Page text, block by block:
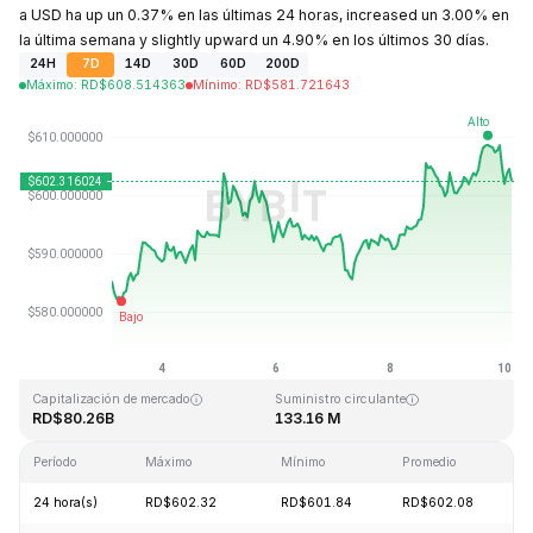
a USD ha up un 0.37% en las últimas 24 horas, increased un 3.00% en
la última semana y slightly upward un 4.90% en los últimos 30 días.
24H 7D 14D 30D 60D
200D
Máximo: RD$608.514363 Mínimo: RD$581.721643
Última actualización: 2026-08-10, 03:03 GMT+0
RD$0.039818
Capitalización de mercado
RD$80.26B
Suministro circulante
133.16 M
Período Máximo Mínimo Promedio
24 hora(s) RD$602.32 RD$601.84 RD$602.08